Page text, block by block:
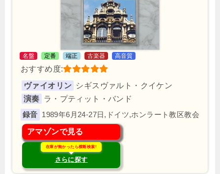
名盤 定番 端正 古楽器 高音質
おすすめ度:
ヴァイオリン シギスヴァルト・クイケン
演奏 ラ・プティット・バンド
1989年6月24-27日,ドイツ,ホンラート教区教会
アマゾンで見る
在庫が無かったら横断検索!
さらに探す